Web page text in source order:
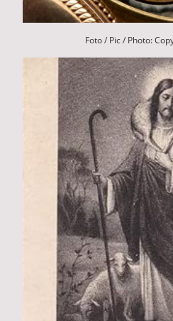
Foto / Pic / Photo: